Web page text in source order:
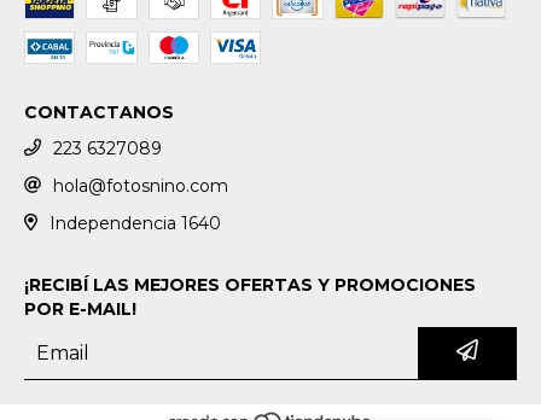
CONTACTANOS
223 6327089
hola@fotosnino.com
Independencia 1640
¡RECIBÍ LAS MEJORES OFERTAS Y PROMOCIONES
POR E-MAIL!